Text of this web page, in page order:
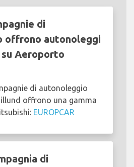
di
offrono autonoleggi
Aeroporto
di autonoleggio
offrono una gamma
EUROPCAR
di